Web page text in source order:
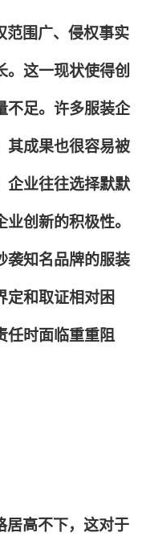
范围广、侵权事实
。这一现状使得创
不足。许多服装企
其成果也很容易被
企业往往选择默默
创新的积极性。
袭知名品牌的服装
定和取证相对困
任时面临重重阻
居高不下，这对于